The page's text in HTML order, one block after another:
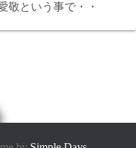
敬という事で・・